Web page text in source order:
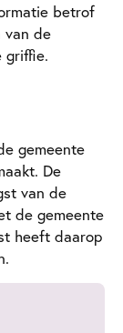
betrof
van de
griffie.
gemeente
De
van de
de gemeente
heeft daarop